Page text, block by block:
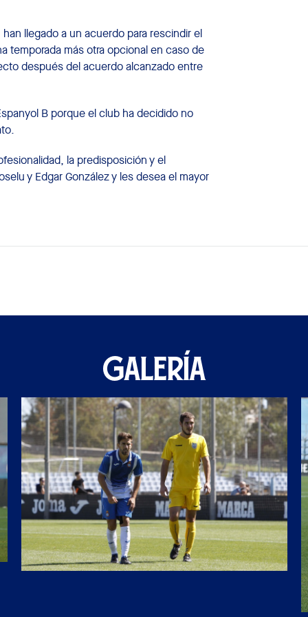
llegado a un acuerdo para rescindir el
temporada más otra opcional en caso de
después del acuerdo alcanzado entre
B porque el club ha decidido no
la predisposición y el
y Edgar González y les desea el mayor
GALERÍA